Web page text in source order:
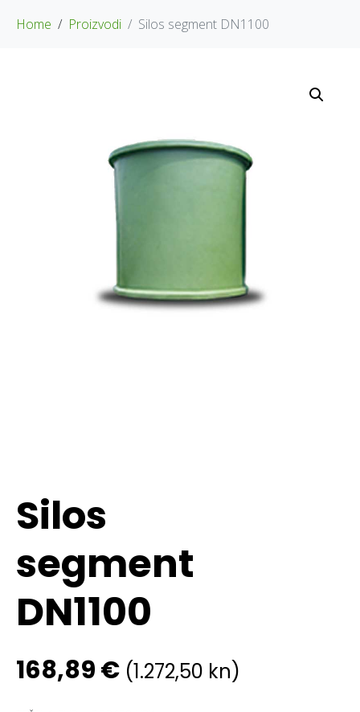
Home Proizvodi Silos segment DN1100
Silos
segment
DN1100
168,89€ (1.272,50 kn)